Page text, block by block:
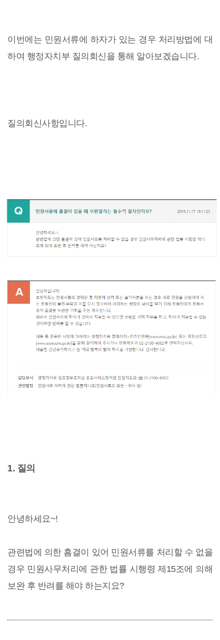
이번에는 민원서류에 하자가 있는 경우 처리방법에 대
하여 행정자치부 질의회신을 통해 알아보겠습니다.
질의회신사항입니다.
1. 질의
안녕하세요~!
관련법에 의한 흠결이 있어 민원서류를 처리할 수 없을
경우 민원사무처리에 관한 법률 시행령 제15조에 의해
보완 후 반려를 해야 하는지요?